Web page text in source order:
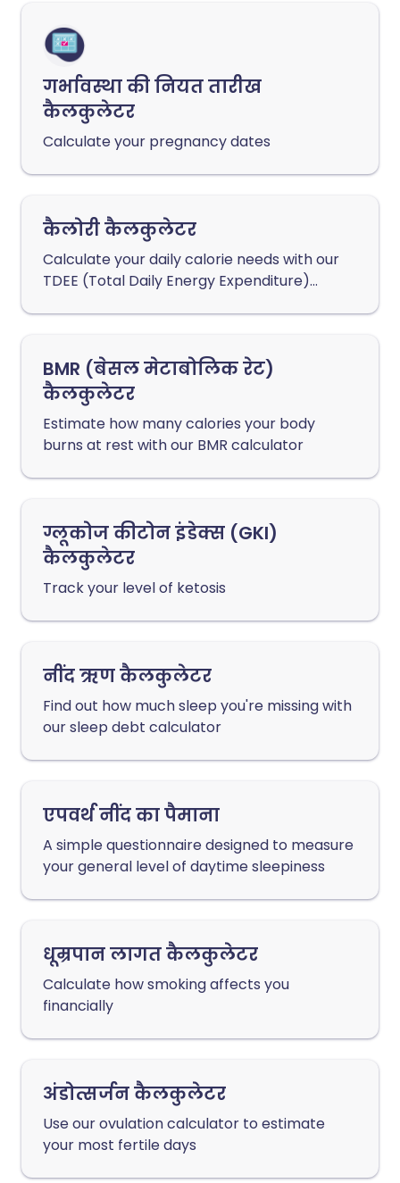
गर्भावस्था की नियत तारीख
कैलकुलेटर
Calculate your pregnancy dates
कैलोरी कैलकुलेटर
Calculate your daily calorie needs with our
TDEE (Total Daily Energy Expenditure)
BMR (बेसल मेटाबोलिक रेट)
कैलकुलेटर
Estimate how many calories your body
burns at rest with our BMR calculator
ग्लूकोज कीटोन इंडेक्स (GKI)
कैलकुलेटर
Track your level of ketosis
नींद ऋण कैलकुलेटर
Find out how much sleep you're missing with
our sleep debt calculator
एपवर्थ नींद का पैमाना
A simple questionnaire designed to measure
your general level of daytime sleepiness
धूम्रपान लागत कैलकुलेटर
Calculate how smoking affects you
financially
अंडोत्सर्जन कैलकुलेटर
Use our ovulation calculator to estimate
your most fertile days